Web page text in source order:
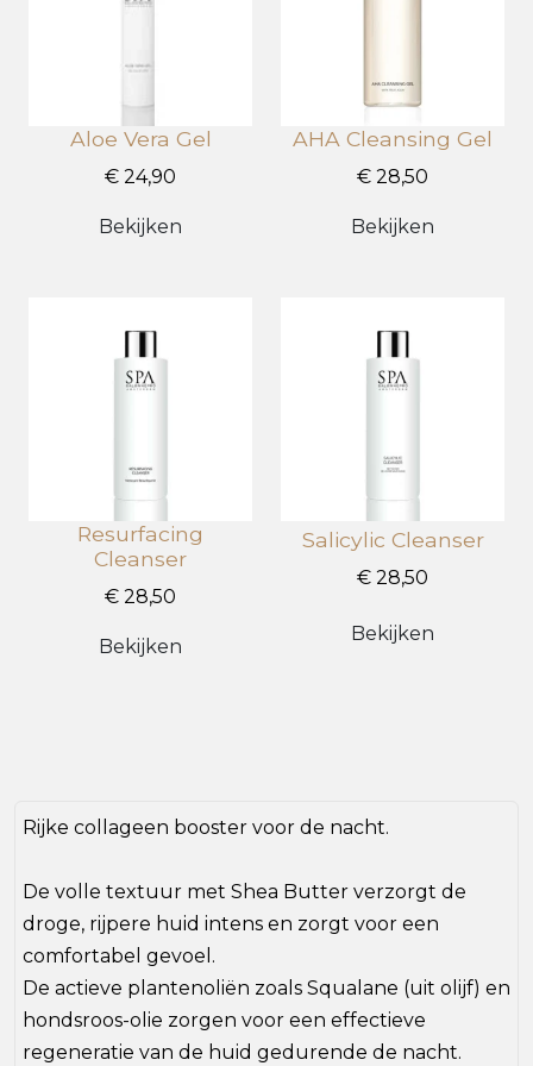
Aloe Vera Gel
€ 24,90
Bekijken
AHA Cleansing Gel
€ 28,50
Bekijken
Resurfacing
Cleanser
€ 28,50
Bekijken
Salicylic Cleanser
€ 28,50
Bekijken
Rijke collageen booster voor de nacht.
De volle textuur met Shea Butter verzorgt de
droge, rijpere huid intens en zorgt voor een
comfortabel gevoel.
De actieve plantenoliën zoals Squalane (uit olijf) en
hondsroos-olie zorgen voor een effectieve
regeneratie van de huid gedurende de nacht.